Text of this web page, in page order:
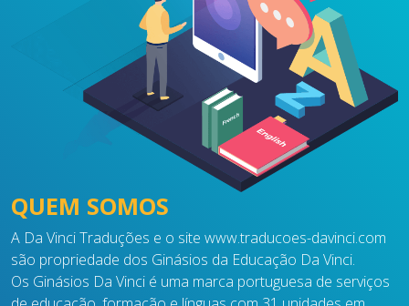
QUEM SOMOS
A Da Vinci Traduções e o site www.traducoes-davinci.com
são propriedade dos Ginásios da Educação Da Vinci.
Os Ginásios Da Vinci é uma marca portuguesa de serviços